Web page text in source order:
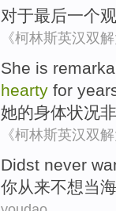
对于最后一个
《柯林斯英汉双解
She is
hearty for
她的身体状况
《柯林斯英汉双解
Didst never
你从来不想当